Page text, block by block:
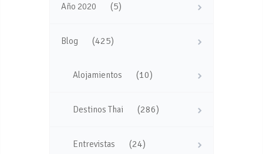
Año 2020 (5)
Blog (425)
Alojamientos (10)
Destinos Thai (286)
Entrevistas (24)